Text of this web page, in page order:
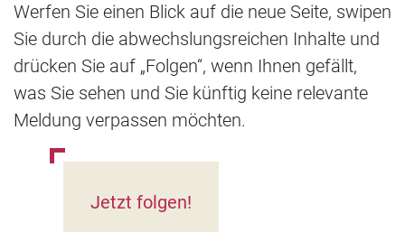
Werfen Sie einen Blick auf die neue Seite, swipen
Sie durch die abwechslungsreichen Inhalte und
drücken Sie auf „Folgen“, wenn Ihnen gefällt,
was Sie sehen und Sie künftig keine relevante
Meldung verpassen möchten.
Jetzt folgen!